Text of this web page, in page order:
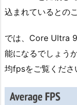
込まれているとのこ
では、Core Ultra
能になるでしょう
均fpsをご覧くださ